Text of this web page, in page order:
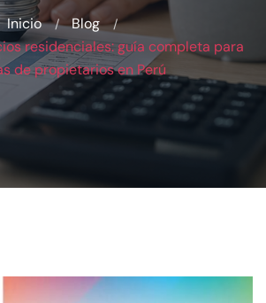
Inicio
Blog
residenciales: guía completa para
de propietarios en Perú